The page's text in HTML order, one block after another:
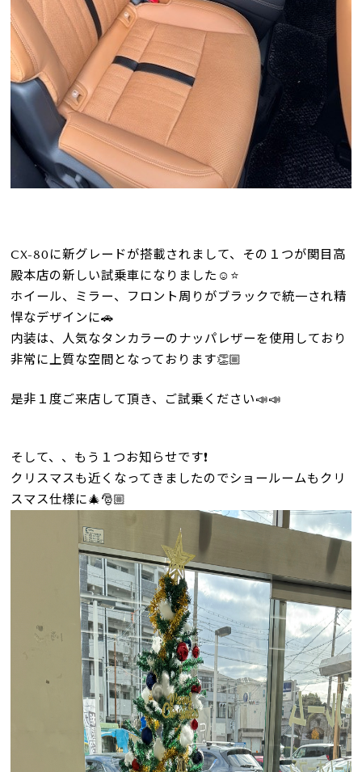
CX-80に新グレードが搭載されまして、その１つが関目高
殿本店の新しい試乗車になりました☺️⭐
ホイール、ミラー、フロント周りがブラックで統一され精
悍なデザインに🚗
内装は、人気なタンカラーのナッパレザーを使用しており
非常に上質な空間となっております👏🏼
是非１度ご来店して頂き、ご試乗ください📣📣
そして、、もう１つお知らせです❗
クリスマスも近くなってきましたのでショールームもクリ
スマス仕様に🎄🎅🏼